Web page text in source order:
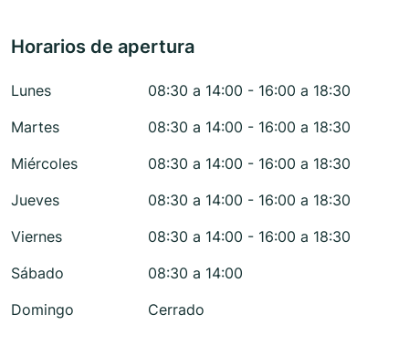
Horarios de apertura
Lunes
08:30 a 14:00 - 16:00 a 18:30
Martes
08:30 a 14:00 - 16:00 a 18:30
Miércoles
08:30 a 14:00 - 16:00 a 18:30
Jueves
08:30 a 14:00 - 16:00 a 18:30
Viernes
08:30 a 14:00 - 16:00 a 18:30
Sábado
08:30 a 14:00
Domingo
Cerrado